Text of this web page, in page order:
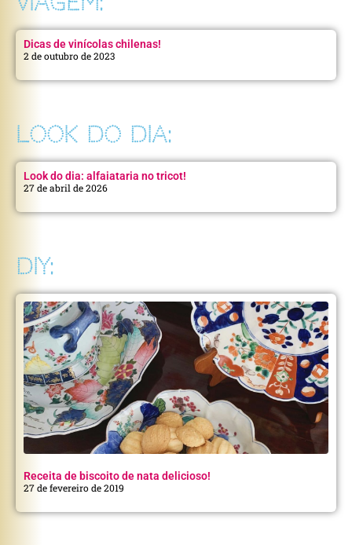
Dicas de vinícolas chilenas!
2 de outubro de 2023
LOOK DO DIA:
Look do dia: alfaiataria no tricot!
27 de abril de 2026
DIY:
Receita de biscoito de nata delicioso!
27 de fevereiro de 2019